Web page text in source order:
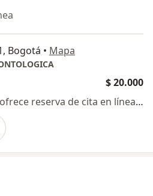
Bogotá • Mapa
$ 20.000
Este especialista no ofrece reserva de cita en línea en esta dirección.